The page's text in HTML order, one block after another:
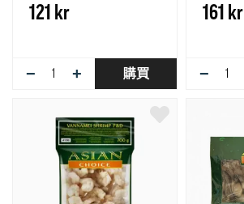
121 kr
− + 購買
161 kr
−